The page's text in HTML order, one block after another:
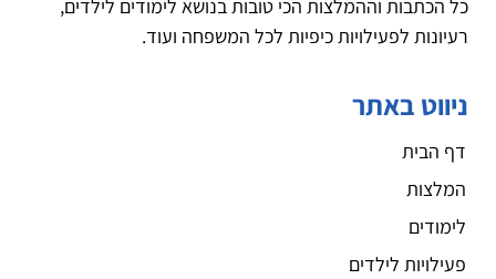
כל הכתבות וההמלצות הכי טובות בנושא לימודים לילדים,
רעיונות לפעילויות כיפיות לכל המשפחה ועוד.
ניווט באתר
דף הבית
המלצות
לימודים
פעילויות לילדים